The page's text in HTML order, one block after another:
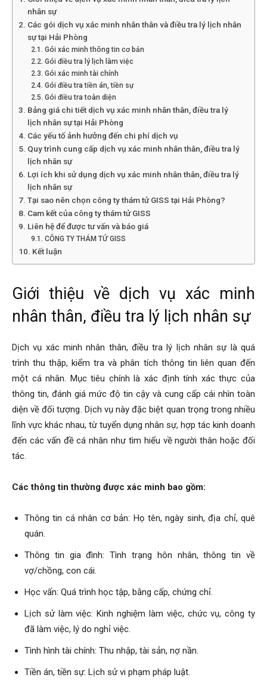
phòng,
phong,
phong
nhân sự
Các gói dịch vụ xác minh nhân thân và điều tra lý lịch nhân
sự tại Hải Phòng
Gói xác minh thông tin cơ bản
Gói điều tra lý lịch làm việc
Gói xác minh tài chính
Gói điều tra tiền án, tiền sự
Gói điều tra toàn diện
Bảng giá chi tiết dịch vụ xác minh nhân thân, điều tra lý
lịch nhân sự tại Hải Phòng
Các yếu tố ảnh hưởng đến chi phí dịch vụ
Quy trình cung cấp dịch vụ xác minh nhân thân, điều tra lý
lịch nhân sự
Lợi ích khi sử dụng dịch vụ xác minh nhân thân, điều tra lý
lịch nhân sự
Tại sao nên chọn công ty thám tử GISS tại Hải Phòng?
Cam kết của công ty thám tử GISS
Liên hệ để được tư vấn và báo giá
CÔNG TY THÁM TỬ GISS
Kết luận
Giới thiệu về dịch vụ xác minh
nhân thân, điều tra lý lịch nhân sự
Dịch vụ xác minh nhân thân, điều tra lý lịch nhân sự là quá
trình thu thập, kiểm tra và phân tích thông tin liên quan đến
một cá nhân. Mục tiêu chính là xác định tính xác thực của
thông tin, đánh giá mức độ tin cậy và cung cấp cái nhìn toàn
diện về đối tượng. Dịch vụ này đặc biệt quan trọng trong nhiều
lĩnh vực khác nhau, từ tuyển dụng nhân sự, hợp tác kinh doanh
đến các vấn đề cá nhân như tìm hiểu về người thân hoặc đối
tác.
Các thông tin thường được xác minh bao gồm:
Thông tin cá nhân cơ bản: Họ tên, ngày sinh, địa chỉ, quê
quán.
Thông tin gia đình: Tình trạng hôn nhân, thông tin về
vợ/chồng, con cái.
Học vấn: Quá trình học tập, bằng cấp, chứng chỉ.
Lịch sử làm việc: Kinh nghiệm làm việc, chức vụ, công ty
đã làm việc, lý do nghỉ việc.
Tình hình tài chính: Thu nhập, tài sản, nợ nần.
Tiền án, tiền sự: Lịch sử vi phạm pháp luật.